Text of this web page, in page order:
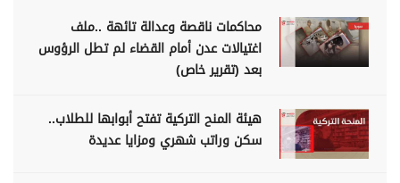
محاكمات ناقصة وعدالة تائهة ..ملف
اغتيالات عدن أمام القضاء لم تطل الرؤوس
بعد (تقرير خاص)
هيئة المنح التركية تفتح أبوابها للطلاب..
سكن وراتب شهري ومزايا عديدة